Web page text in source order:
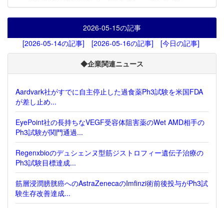
2026-05-15の記事
[2026-05-14の記事]
[2026-05-16の記事] [今日の記事]
◆企業関連ニュース
Aardvark社がすでに自主停止した過食薬Ph3試験を米国FDA
が差し止め...
EyePoint社の長持ちなVEGF受容体阻害薬のWet AMD相手の
Ph3試験が関門通過...
Regenxbioのデュシェンヌ型筋ジストロフィー遺伝子治療の
Ph3試験目標達成...
筋層浸潤膀胱癌へのAstraZenecaのImfinzi術前後投与がPh3試
験生存改善達成...